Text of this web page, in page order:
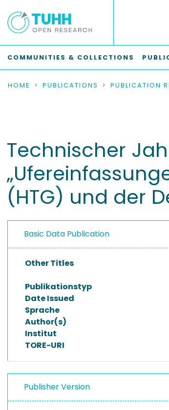
COMMUNITIES & COLLECTIONS
HOME PUBLICATIONS
Technischer
(HTG) und der
Basic Data Publication
Other Titles
Publikationstyp
Date Issued
Sprache
Author(s)
Institut
TORE-URI
Publisher Version